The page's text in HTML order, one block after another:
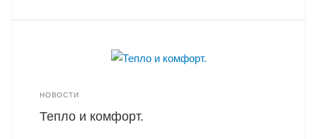
НОВОСТИ
Тепло и комфорт.